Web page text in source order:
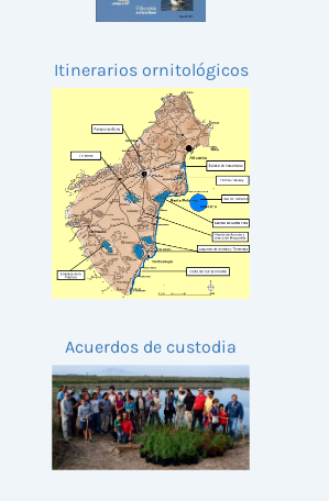
Itinerarios ornitológicos
Acuerdos de custodia